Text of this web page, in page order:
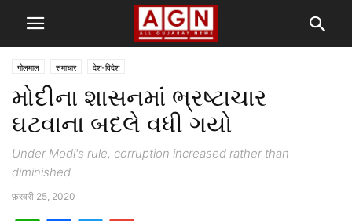
गोलमाल समाचार देश-विदेश
મોદીના શાસનમાં ભ્રષ્ટાચાર
ઘટવાના બદલે વધી ગયો
Under Modi's rule, corruption increased rather than
diminished
फ़रवरी 25, 2020